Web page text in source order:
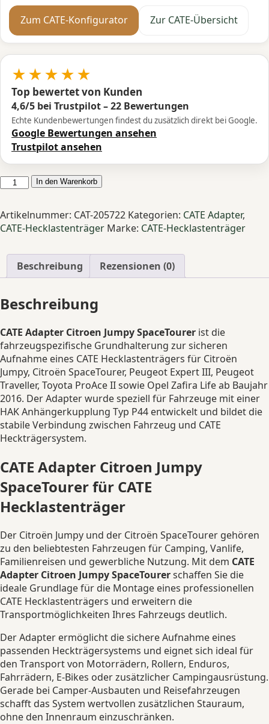
Zum CATE-Konfigurator Zur CATE-Übersicht
★★★★★
Top bewertet von Kunden
4,6/5 bei Trustpilot – 22 Bewertungen
Echte Kundenbewertungen findest du zusätzlich direkt bei Google.
Google Bewertungen ansehen
Trustpilot ansehen
CATE
Jumpy
/
2016
In den Warenkorb
Artikelnummer: CAT-205722 Kategorien: CATE Adapter,
CATE-Hecklastenträger Marke: CATE-Hecklastenträger
Beschreibung Rezensionen (0)
Beschreibung
CATE Adapter Citroen Jumpy SpaceTourer ist die
fahrzeugspezifische Grundhalterung zur sicheren
Aufnahme eines CATE Hecklastenträgers für Citroën
Jumpy, Citroën SpaceTourer, Peugeot Expert III, Peugeot
Traveller, Toyota ProAce II sowie Opel Zafira Life ab Baujahr
2016. Der Adapter wurde speziell für Fahrzeuge mit einer
HAK Anhängerkupplung Typ P44 entwickelt und bildet die
stabile Verbindung zwischen Fahrzeug und CATE
Heckträgersystem.
CATE Adapter Citroen Jumpy
SpaceTourer für CATE
Hecklastenträger
Der Citroën Jumpy und der Citroën SpaceTourer gehören
zu den beliebtesten Fahrzeugen für Camping, Vanlife,
Familienreisen und gewerbliche Nutzung. Mit dem CATE
Adapter Citroen Jumpy SpaceTourerschaffen Sie die
ideale Grundlage für die Montage eines professionellen
CATE Hecklastenträgers und erweitern die
Transportmöglichkeiten Ihres Fahrzeugs deutlich.
Der Adapter ermöglicht die sichere Aufnahme eines
passenden Heckträgersystems und eignet sich ideal für
den Transport von Motorrädern, Rollern, Enduros,
Fahrrädern, E-Bikes oder zusätzlicher Campingausrüstung.
Gerade bei Camper-Ausbauten und Reisefahrzeugen
schafft das System wertvollen zusätzlichen Stauraum,
ohne den Innenraum einzuschränken.